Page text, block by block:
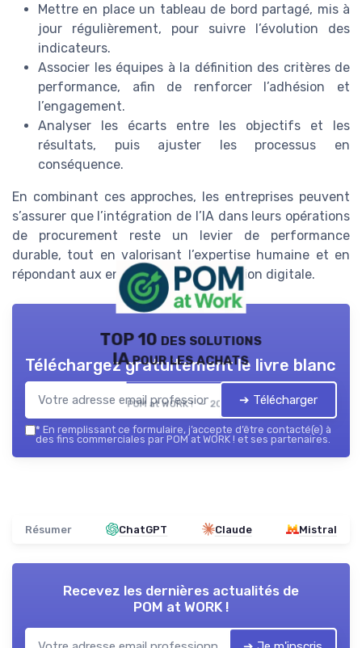
Mettre en place un tableau de bord partagé, mis à
jour régulièrement, pour suivre l’évolution des
indicateurs.
Associer les équipes à la définition des critères de
performance, afin de renforcer l’adhésion et
l’engagement.
Analyser les écarts entre les objectifs et les
résultats, puis ajuster les processus en
conséquence.
En combinant ces approches, les entreprises peuvent
s’assurer que l’intégration de l’IA dans leurs opérations
de procurement reste un levier de performance
durable, tout en valorisant l’expertise humaine et en
répondant aux enjeux de transformation digitale.
TOP 10 des solutions
IA pour les achats
POM at WORK ! — 2026
Téléchargez gratuitement le livre blanc
➔ Télécharger
* En remplissant ce formulaire, j’accepte d’être contacté(e) à
des fins commerciales par POM at WORK ! et ses partenaires.
Résumer ChatGPT Claude Mistral
Recevez les dernières actualités de
POM at WORK !